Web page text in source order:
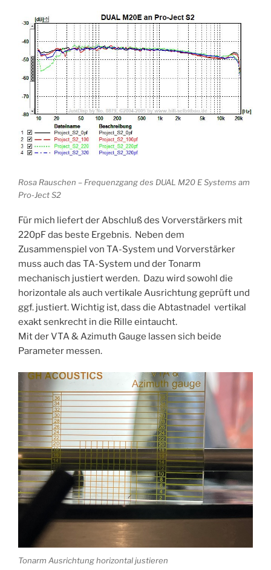
Rosa Rauschen – Frequenzgang des DUAL M20 E Systems am
Pro-Ject S2
Für mich liefert der Abschluß des Vorverstärkers mit
220pF das beste Ergebnis. Neben dem
Zusammenspiel von TA-System und Vorverstärker
muss auch das TA-System und der Tonarm
mechanisch justiert werden. Dazu wird sowohl die
horizontale als auch vertikale Ausrichtung geprüft und
ggf. justiert. Wichtig ist, dass die Abtastnadel vertikal
exakt senkrecht in die Rille eintaucht.
Mit der VTA & Azimuth Gauge lassen sich beide
Parameter messen.
Tonarm Ausrichtung horizontal justieren